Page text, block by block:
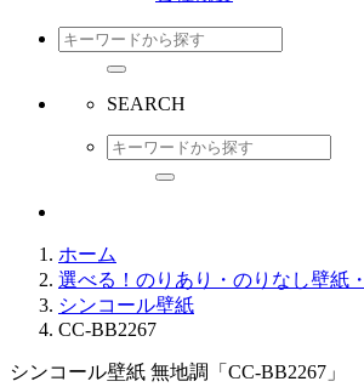
SEARCH
ホーム
選べる！のりあり・のりなし壁紙
シンコール壁紙
CC-BB2267
シンコール壁紙 無地調「CC-BB2267」